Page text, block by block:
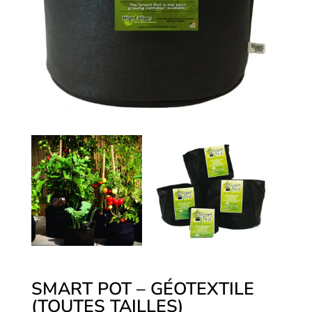
SMART POT – GÉOTEXTILE
(TOUTES TAILLES)